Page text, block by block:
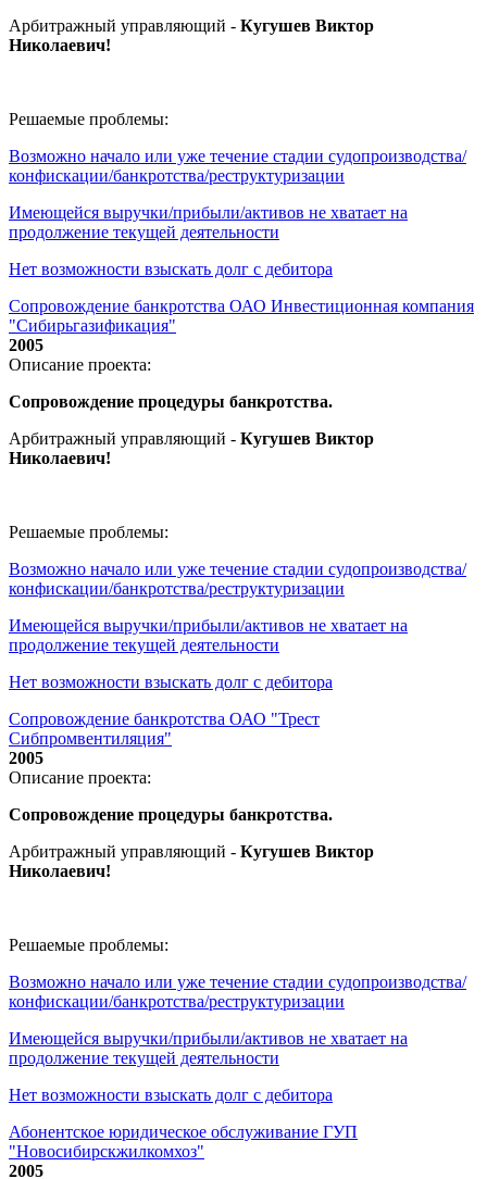
Арбитражный управляющий - Кугушев Виктор
Николаевич!
Решаемые проблемы:
Возможно начало или уже течение стадии судопроизводства/
конфискации/банкротства/реструктуризации
Имеющейся выручки/прибыли/активов не хватает на
продолжение текущей деятельности
Нет возможности взыскать долг с дебитора
Сопровождение банкротства ОАО Инвестиционная компания
"Сибирьгазификация"
2005
Описание проекта:
Сопровождение процедуры банкротства.
Арбитражный управляющий - Кугушев Виктор
Николаевич!
Решаемые проблемы:
Возможно начало или уже течение стадии судопроизводства/
конфискации/банкротства/реструктуризации
Имеющейся выручки/прибыли/активов не хватает на
продолжение текущей деятельности
Нет возможности взыскать долг с дебитора
Сопровождение банкротства ОАО "Трест
Сибпромвентиляция"
2005
Описание проекта:
Сопровождение процедуры банкротства.
Арбитражный управляющий - Кугушев Виктор
Николаевич!
Решаемые проблемы:
Возможно начало или уже течение стадии судопроизводства/
конфискации/банкротства/реструктуризации
Имеющейся выручки/прибыли/активов не хватает на
продолжение текущей деятельности
Нет возможности взыскать долг с дебитора
Абонентское юридическое обслуживание ГУП
"Новосибирскжилкомхоз"
2005